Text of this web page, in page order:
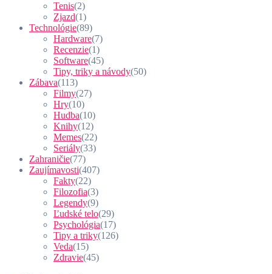
Tenis(2)
Zjazd(1)
Technológie(89)
Hardware(7)
Recenzie(1)
Software(45)
Tipy, triky a návody(50)
Zábava(113)
Filmy(27)
Hry(10)
Hudba(10)
Knihy(12)
Memes(22)
Seriály(33)
Zahraničie(77)
Zaujímavosti(407)
Fakty(22)
Filozofia(3)
Legendy(9)
Ľudské telo(29)
Psychológia(17)
Tipy a triky(126)
Veda(15)
Zdravie(45)